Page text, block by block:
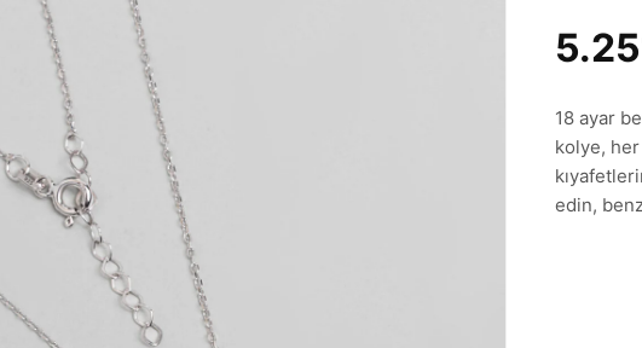
18 ayar
kolye, her
edin,